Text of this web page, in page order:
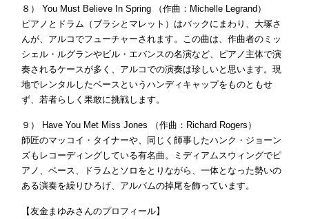
８） You Must Believe In Spring （作曲：Michelle Legrand）
ピアノとドラム（ブラシとマレット）はバックにまわり、大塚さ
んが、アルコでフューチャーされます。この曲は、作曲者のミッ
シェル・ルグランやビル・エバンスの名演など、ピアノ主体で演
奏されるケースが多く、アルコでの演奏は珍しいと思います。現
地でレンタルしたベースというハンディキャップをものともせ
ず、若者らしく果敢に挑戦します。
９） Have You Met Miss Jones （作曲：Richard Rogers）
師匠のマッコイ・タイナーや、同じく師事したハンク・ジョーン
ズもレコーディングしている有名曲。ミディアムスウィングでピ
アノ、ベース、ドラムとソロをとりながら、一体となった勢いの
ある演奏を繰りひろげ、アルバムの掉尾を飾っています。
【友金まゆみさんのプロフィール】